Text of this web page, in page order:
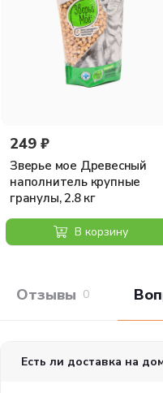
249 ₽
Зверье мое Древесный
наполнитель крупные
гранулы, 2.8 кг
В корзину
Отзывы
0
Есть ли доставка на